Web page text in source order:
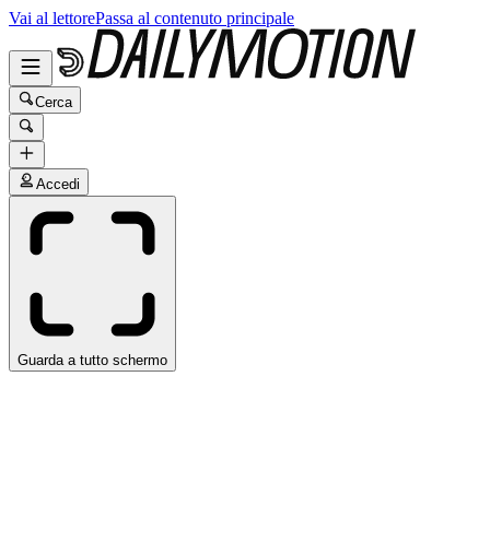
Vai al lettorePassa al contenuto principale
Cerca
Accedi
Guarda a tutto schermo